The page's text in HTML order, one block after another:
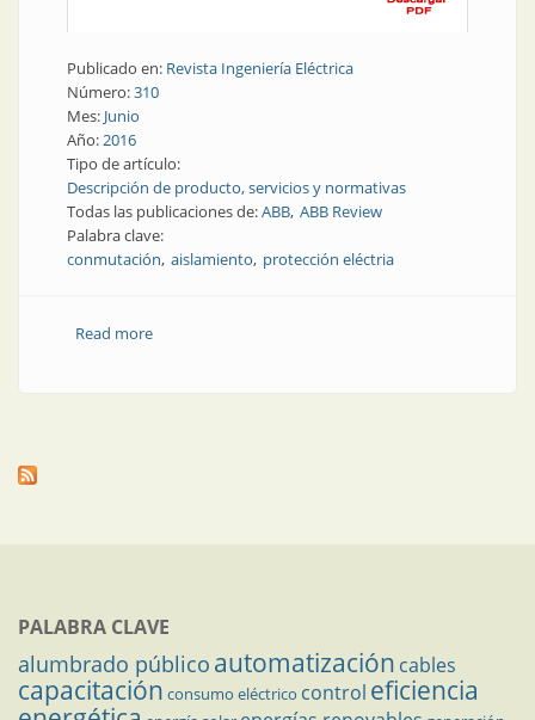
Publicado en: Revista Ingeniería Eléctrica
Número:310
Mes: Junio
Año:2016
Tipo de artículo:
Descripción de producto, servicios y normativas
Todas las publicaciones de:ABB ABB Review
Palabra clave:
conmutación aislamiento protección eléctria
Read moreabout TEF | Alternativa al hexafloruro de azufre para
PALABRA CLAVE
alumbrado público automatización cables
capacitación consumo eléctrico control eficiencia